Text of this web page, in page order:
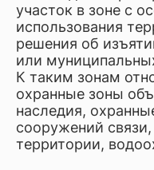
участок в зоне с
использования
решения об
или
К таким зонам
охранные зоны
наследия,
сооружений
территории,